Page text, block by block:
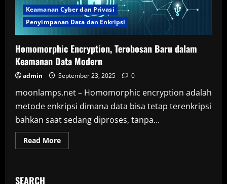
Keamanan Cyber dan Privasi
Penyimpanan Data dan Enkripsi
Homomorphic Encryption, Terobosan Baru dalam
Keamanan Data Modern
admin September 23, 2025 0
moonlamps.net – Homomorphic encryption adalah
metode enkripsi dimana data bisa tetap terenkripsi
bahkan saat sedang diproses, tanpa...
Read MoreRead
more
SEARCH